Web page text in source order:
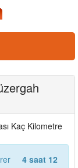
Kaç Kilometre
4 saat 12